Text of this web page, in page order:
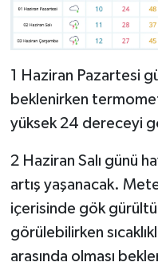
1 Haziran Pazartesi
beklenirken
yüksek 24 dereceyi
2 Haziran Salı günü
artış yaşanacak.
içerisinde gök
görülebilirken
arasında olması